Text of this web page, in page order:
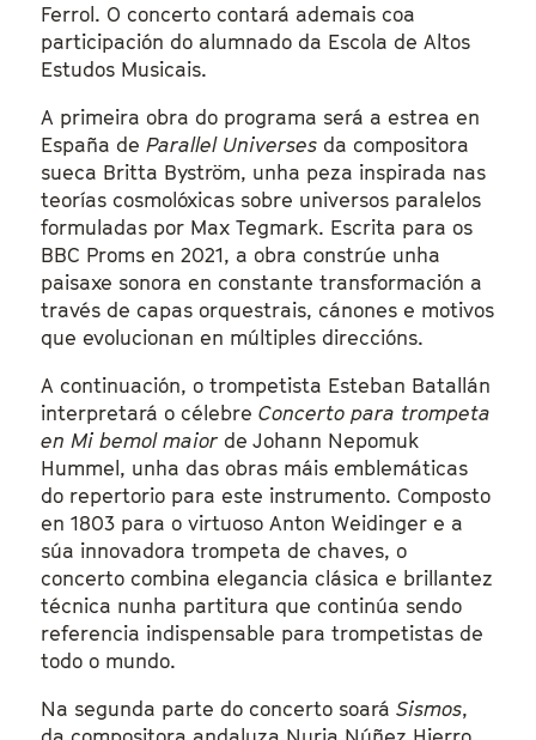
Ferrol. O concerto contará ademais coa
participación do alumnado da Escola de Altos
Estudos Musicais.
A primeira obra do programa será a estrea en
España deParallel Universes da compositora
sueca Britta Byström, unha peza inspirada nas
teorías cosmolóxicas sobre universos paralelos
formuladas por Max Tegmark. Escrita para os
BBC Proms en 2021, a obra constrúe unha
paisaxe sonora en constante transformación a
través de capas orquestrais, cánones e motivos
que evolucionan en múltiples direccións.
A continuación, o trompetista Esteban Batallán
interpretará o célebreConcerto para trompeta
en Mi bemol maior de Johann Nepomuk
Hummel, unha das obras máis emblemáticas
do repertorio para este instrumento. Composto
en 1803 para o virtuoso Anton Weidinger e a
súa innovadora trompeta de chaves, o
concerto combina elegancia clásica e brillantez
técnica nunha partitura que continúa sendo
referencia indispensable para trompetistas de
todo o mundo.
Na segunda parte do concerto soaráSismos,